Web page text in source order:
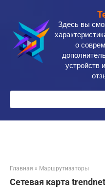
контенту
Здесь вы
о
устройств
Поиск:
Главная » Маршрутизаторы
Сетевая карта